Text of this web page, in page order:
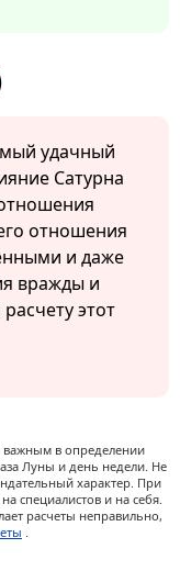
удачный
Сатурна
отношения
и даже
вражды и
этот
важным в определении
Луны и день недели. Не
характер. При
специалистов и на себя.
расчеты неправильно,
.